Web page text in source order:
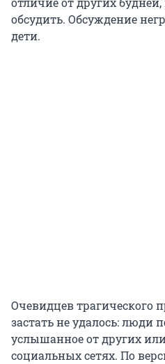
обсудить. Обсуждение
дети.
Очевидцев трагического
застать не удалось: люди
услышанное от других
социальных сетях. По